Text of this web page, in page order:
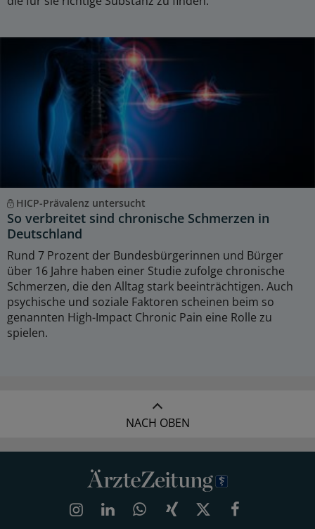
HICP-Prävalenz untersucht
So verbreitet sind chronische Schmerzen in
Deutschland
Rund 7 Prozent der Bundesbürgerinnen und Bürger
über 16 Jahre haben einer Studie zufolge chronische
Schmerzen, die den Alltag stark beeinträchtigen. Auch
psychische und soziale Faktoren scheinen beim so
genannten High-Impact Chronic Pain eine Rolle zu
spielen.
NACH OBEN